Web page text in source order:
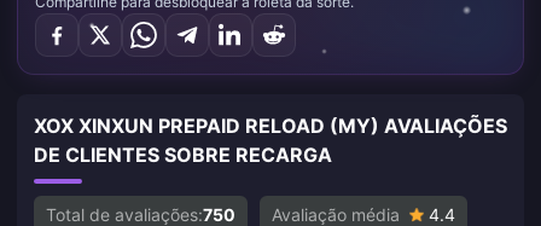
XOX XINXUN PREPAID RELOAD (MY) AVALIAÇÕES
DE CLIENTES SOBRE RECARGA
Total de avaliações:750 Avaliação média 4.4